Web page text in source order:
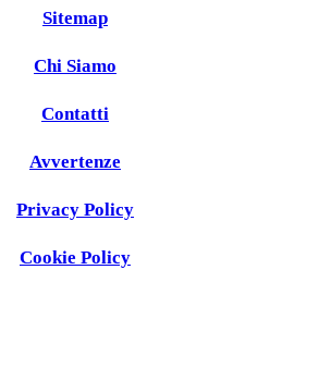
Sitemap
Chi Siamo
Contatti
Avvertenze
Privacy Policy
Cookie Policy